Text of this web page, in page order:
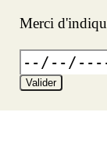
Merci
Valider